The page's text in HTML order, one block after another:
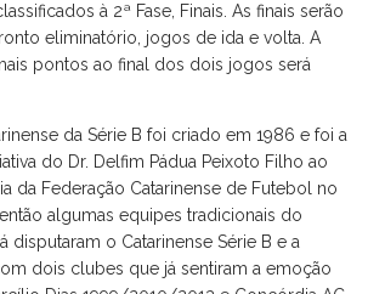
à 2ª Fase, Finais. As finais serão
eliminatório, jogos de ida e volta. A
pontos ao final dos dois jogos será
da Série B foi criado em 1986 e foi a
do Dr. Delfim Pádua Peixoto Filho ao
da Federação Catarinense de Futebol no
algumas equipes tradicionais do
disputaram o Catarinense Série B e a
dois clubes que já sentiram a emoção